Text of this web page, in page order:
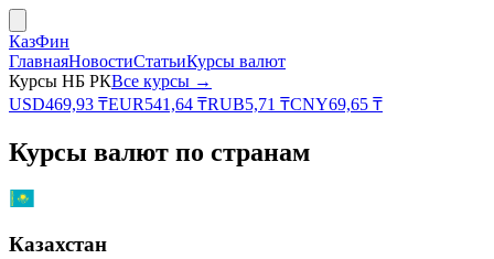
КазФин
ГлавнаяНовостиСтатьиКурсы валют
Курсы НБ РКВсе курсы →
USD469,93 ₸EUR541,64 ₸RUB5,71 ₸CNY69,65 ₸
Курсы валют по странам
Казахстан